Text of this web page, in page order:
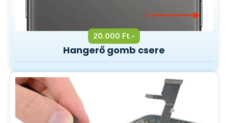
20.000 Ft.-
Hangerő gomb csere